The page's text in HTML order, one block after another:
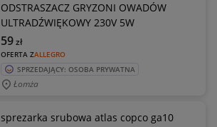
ODSTRASZACZ GRYZONI OWADÓW
ULTRADŹWIĘKOWY 230V 5W
OFERTA ZALLEGRO
59zł
SPRZEDAJĄCY: OSOBA PRYWATNA
Łomża
sprezarka srubowa atlas copco ga10